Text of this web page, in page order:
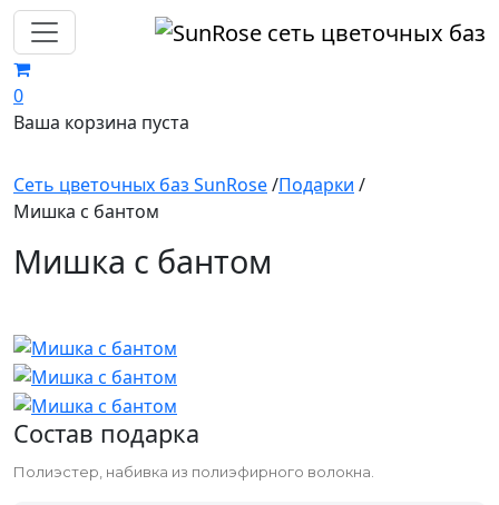
0
Ваша корзина пуста
Сеть цветочных баз SunRose/Подарки /
Мишка с бантом
Мишка с бантом
Состав подарка
Полиэстер, набивка из полиэфирного волокна.